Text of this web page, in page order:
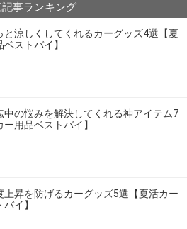
記事ランキング
と涼しくしてくれるカーグッズ4選【夏
ストバイ】
中の悩みを解決してくれる神アイテム7
用品ベストバイ】
上昇を防げるカーグッズ5選【夏活カー
イ】